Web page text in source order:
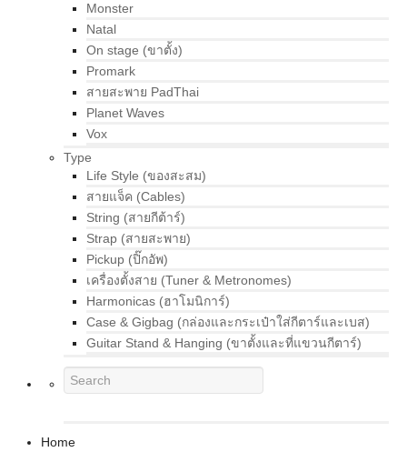
Monster
Natal
On stage (ขาตั้ง)
Promark
สายสะพาย PadThai
Planet Waves
Vox
Type
Life Style (ของสะสม)
สายแจ็ค (Cables)
String (สายกีต้าร์)
Strap (สายสะพาย)
Pickup (ปิ๊กอัพ)
เครื่องตั้งสาย (Tuner & Metronomes)
Harmonicas (ฮาโมนิการ์)
Case & Gigbag (กล่องและกระเป๋าใส่กีตาร์และเบส)
Guitar Stand & Hanging (ขาตั้งและที่แขวนกีตาร์)
Home